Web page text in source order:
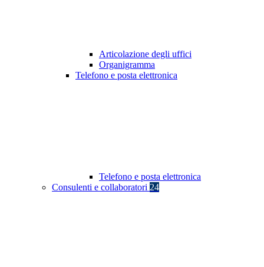
Articolazione degli uffici
Organigramma
Telefono e posta elettronica
Telefono e posta elettronica
Consulenti e collaboratori 24